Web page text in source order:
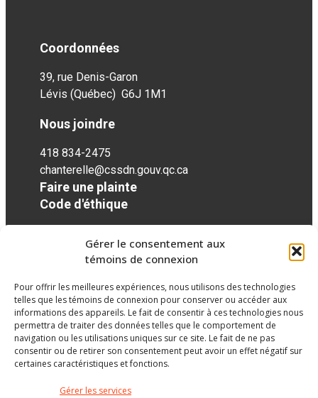
Gérer le consentement aux
témoins de connexion
Pour offrir les meilleures expériences, nous utilisons des technologies
telles que les témoins de connexion pour conserver ou accéder aux
informations des appareils. Le fait de consentir à ces technologies nous
permettra de traiter des données telles que le comportement de
navigation ou les utilisations uniques sur ce site. Le fait de ne pas
consentir ou de retirer son consentement peut avoir un effet négatif sur
certaines caractéristiques et fonctions.
Gérer les services
Coordonnées
39, rue Denis-Garon
Lévis (Québec) G6J 1M1
Nous joindre
418 834-2475
chanterelle@cssdn.gouv.qc.ca
Faire une plainte
Code d'éthique
Réseaux sociaux
facebook